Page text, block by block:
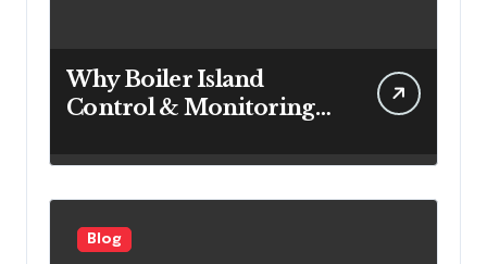
Why Boiler Island
Control & Monitoring
for Power Generation
Efficiency
Blog